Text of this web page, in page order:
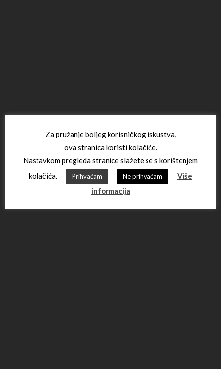
Za pružanje boljeg korisničkog iskustva,
ova stranica koristi kolačiće.
Nastavkom pregleda stranice slažete se s korištenjem
kolačića.
Prihvaćam Ne prihvaćam
Više
informacija